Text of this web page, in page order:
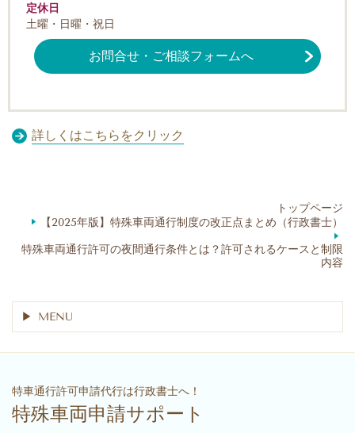
定休日
土曜・日曜・祝日
お問合せ・ご相談フォームへ
詳しくはこちらをクリック
トップページ
【2025年版】特殊車両通行制度の改正点まとめ（行政書士）
特殊車両通行許可の夜間通行条件とは？許可されるケースと制限
内容
MENU
特車通行許可申請代行は行政書士へ！
特殊車両申請サポート